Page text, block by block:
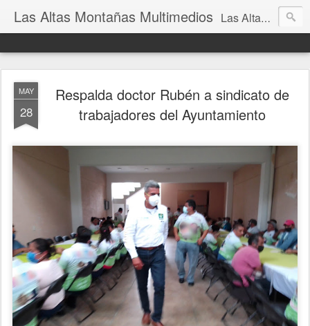
Las Altas Montañas Multimedios Las Altas Montañas Multimedios
MAY
28
Respalda doctor Rubén a sindicato de
trabajadores del Ayuntamiento